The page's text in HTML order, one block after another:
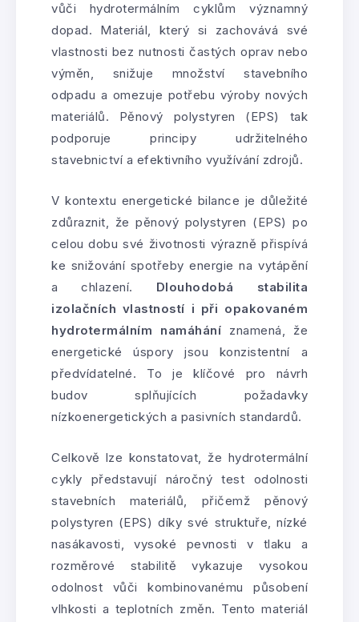
vůči hydrotermálním cyklům významný
dopad. Materiál, který si zachovává své
vlastnosti bez nutnosti častých oprav nebo
výměn, snižuje množství stavebního
odpadu a omezuje potřebu výroby nových
materiálů. Pěnový polystyren (EPS) tak
podporuje principy udržitelného
stavebnictví a efektivního využívání zdrojů.
V kontextu energetické bilance je důležité
zdůraznit, že pěnový polystyren (EPS) po
celou dobu své životnosti výrazně přispívá
ke snižování spotřeby energie na vytápění
a chlazení. Dlouhodobá stabilita
izolačních vlastností i při opakovaném
hydrotermálním namáhání znamená, že
energetické úspory jsou konzistentní a
předvídatelné. To je klíčové pro návrh
budov splňujících požadavky
nízkoenergetických a pasivních standardů.
Celkově lze konstatovat, že hydrotermální
cykly představují náročný test odolnosti
stavebních materiálů, přičemž pěnový
polystyren (EPS) díky své struktuře, nízké
nasákavosti, vysoké pevnosti v tlaku a
rozměrové stabilitě vykazuje vysokou
odolnost vůči kombinovanému působení
vlhkosti a teplotních změn. Tento materiál